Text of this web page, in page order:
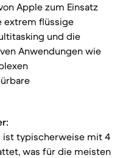
Apple zum Einsatz
extrem flüssige
und die
Anwendungen wie
ist typischerweise mit 4
was für die meisten